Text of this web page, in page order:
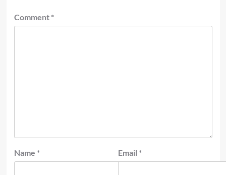
Comment *
Name * Email *